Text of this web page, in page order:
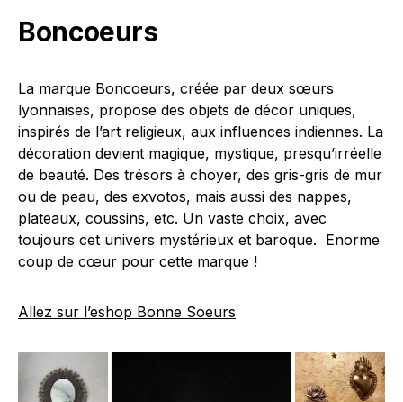
Boncoeurs
La marque Boncoeurs, créée par deux sœurs
lyonnaises, propose des objets de décor uniques,
inspirés de l’art religieux, aux influences indiennes. La
décoration devient magique, mystique, presqu’irréelle
de beauté. Des trésors à choyer, des gris-gris de mur
ou de peau, des exvotos, mais aussi des nappes,
plateaux, coussins, etc. Un vaste choix, avec
toujours cet univers mystérieux et baroque. Enorme
coup de cœur pour cette marque !
Allez sur l’eshop Bonne Soeurs